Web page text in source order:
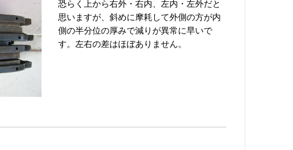
恐らく上から右外・右内、左内・左外だと
思いますが、斜めに摩耗して外側の方が内
側の半分位の厚みで減りが異常に早いで
す。左右の差はほぼありません。